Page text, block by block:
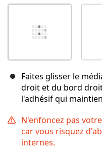
Faites glisser le
droit et du bord
l'adhésif qui
N'enfoncez pas
car vous risquez
internes.